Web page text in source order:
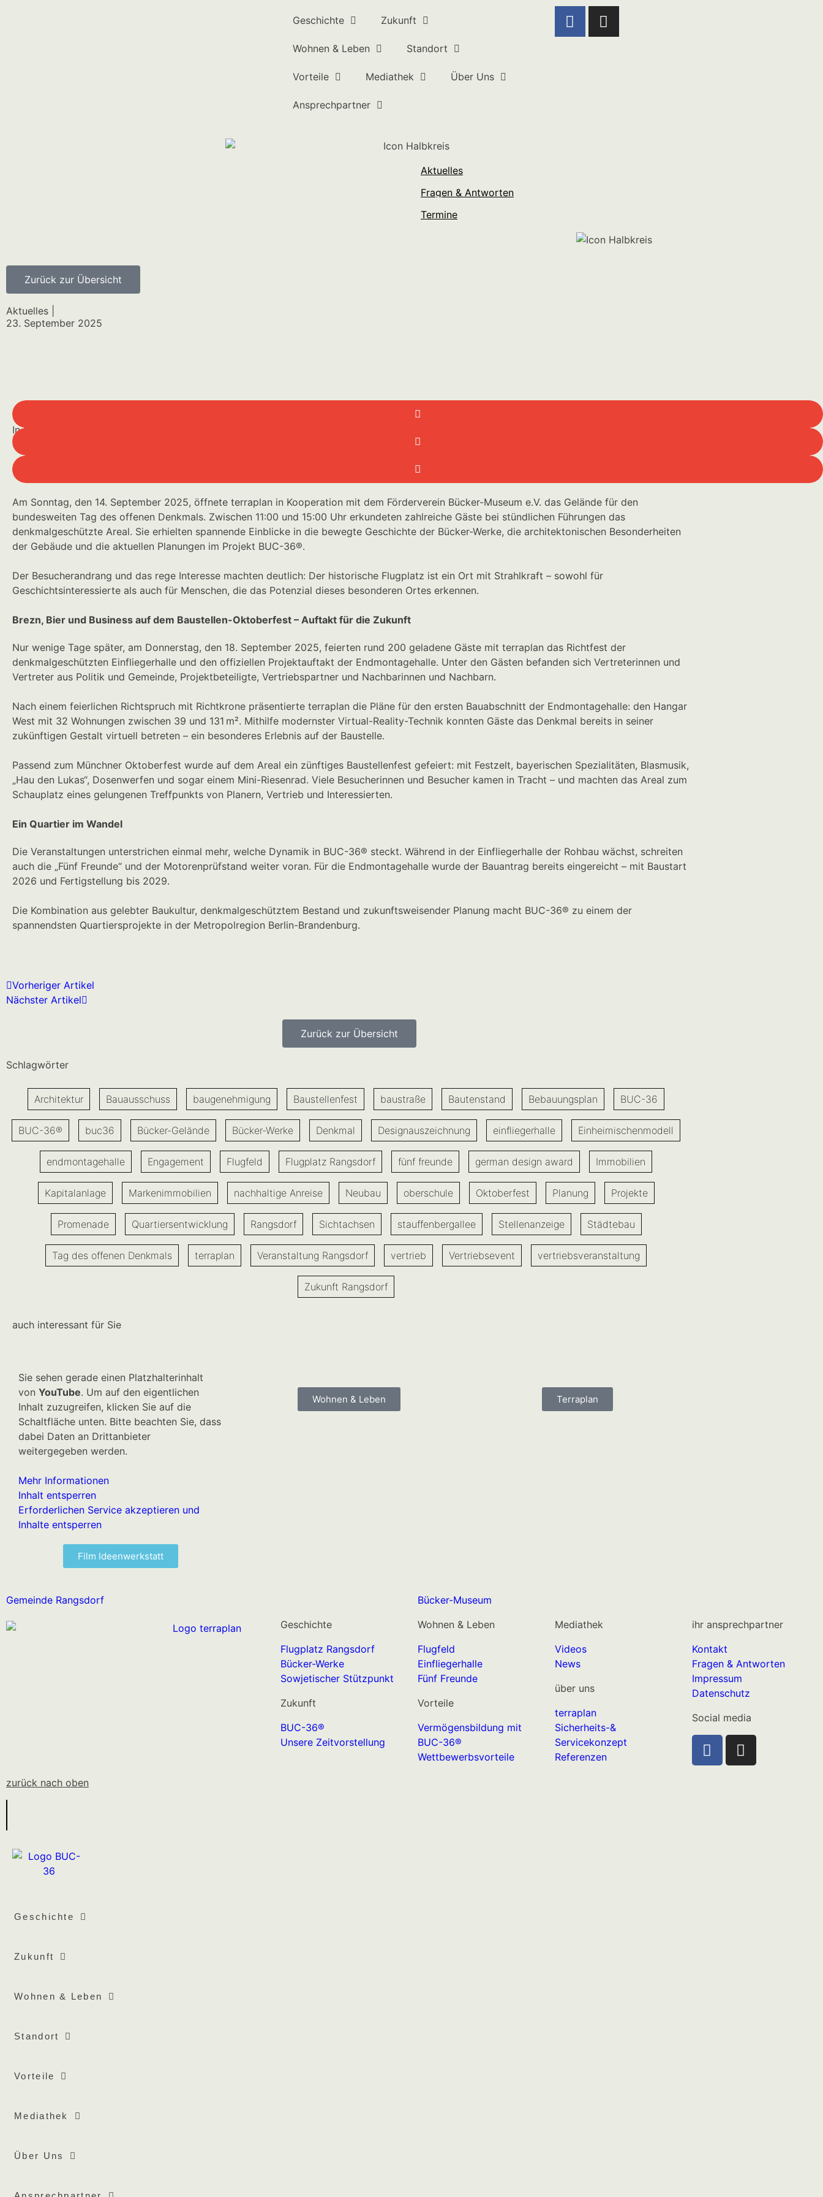
Geschichte Zukunft
Wohnen & Leben Standort
Vorteile Mediathek Über Uns
Ansprechpartner
Aktuelles
Fragen & Antworten
Termine
Zurück zur Übersicht
Aktuelles |
23. September 2025
In BUC-36®, dem entstehenden Quartier auf dem Gelände der ehemaligen Bücker-Werke in Rangsdorf, treffen Historie und Zukunft aufeinander.
Gleich zwei besondere Ereignisse in einer Woche machten das am 14. und 18. September 2025 für viele Besucher erlebbar.
Tag des offenen Denkmals – Geschichte zum Anfassen
Am Sonntag, den 14. September 2025, öffnete terraplan in Kooperation mit dem Förderverein Bücker-Museum e.V. das Gelände für den
bundesweiten Tag des offenen Denkmals. Zwischen 11:00 und 15:00 Uhr erkundeten zahlreiche Gäste bei stündlichen Führungen das
denkmalgeschützte Areal. Sie erhielten spannende Einblicke in die bewegte Geschichte der Bücker-Werke, die architektonischen Besonderheiten
der Gebäude und die aktuellen Planungen im Projekt BUC-36®.
Der Besucherandrang und das rege Interesse machten deutlich: Der historische Flugplatz ist ein Ort mit Strahlkraft – sowohl für
Geschichtsinteressierte als auch für Menschen, die das Potenzial dieses besonderen Ortes erkennen.
Brezn, Bier und Business auf dem Baustellen-Oktoberfest – Auftakt für die Zukunft
Nur wenige Tage später, am Donnerstag, den 18. September 2025, feierten rund 200 geladene Gäste mit terraplan das Richtfest der
denkmalgeschützten Einfliegerhalle und den offiziellen Projektauftakt der Endmontagehalle. Unter den Gästen befanden sich Vertreterinnen und
Vertreter aus Politik und Gemeinde, Projektbeteiligte, Vertriebspartner und Nachbarinnen und Nachbarn.
Nach einem feierlichen Richtspruch mit Richtkrone präsentierte terraplan die Pläne für den ersten Bauabschnitt der Endmontagehalle: den Hangar
West mit 32 Wohnungen zwischen 39 und 131 m². Mithilfe modernster Virtual-Reality-Technik konnten Gäste das Denkmal bereits in seiner
zukünftigen Gestalt virtuell betreten – ein besonderes Erlebnis auf der Baustelle.
Passend zum Münchner Oktoberfest wurde auf dem Areal ein zünftiges Baustellenfest gefeiert: mit Festzelt, bayerischen Spezialitäten, Blasmusik,
„Hau den Lukas“, Dosenwerfen und sogar einem Mini-Riesenrad. Viele Besucherinnen und Besucher kamen in Tracht – und machten das Areal zum
Schauplatz eines gelungenen Treffpunkts von Planern, Vertrieb und Interessierten.
Ein Quartier im Wandel
Die Veranstaltungen unterstrichen einmal mehr, welche Dynamik in BUC-36® steckt. Während in der Einfliegerhalle der Rohbau wächst, schreiten
auch die „Fünf Freunde“ und der Motorenprüfstand weiter voran. Für die Endmontagehalle wurde der Bauantrag bereits eingereicht – mit Baustart
2026 und Fertigstellung bis 2029.
Die Kombination aus gelebter Baukultur, denkmalgeschütztem Bestand und zukunftsweisender Planung macht BUC-36® zu einem der
spannendsten Quartiersprojekte in der Metropolregion Berlin-Brandenburg.
Vorheriger Artikel
Nächster Artikel
Zurück zur Übersicht
Schlagwörter
Architektur Bauausschuss baugenehmigung Baustellenfest baustraße Bautenstand Bebauungsplan BUC-36
BUC-36® buc36 Bücker-Gelände Bücker-Werke Denkmal Designauszeichnung einfliegerhalle Einheimischenmodell
endmontagehalle Engagement Flugfeld Flugplatz Rangsdorf fünf freunde german design award Immobilien
Kapitalanlage Markenimmobilien nachhaltige Anreise Neubau oberschule Oktoberfest Planung Projekte
Promenade Quartiersentwicklung Rangsdorf Sichtachsen stauffenbergallee Stellenanzeige Städtebau
Tag des offenen Denkmals terraplan Veranstaltung Rangsdorf vertrieb Vertriebsevent vertriebsveranstaltung
Zukunft Rangsdorf
auch interessant für Sie
Sie sehen gerade einen Platzhalterinhalt
von YouTube. Um auf den eigentlichen
Inhalt zuzugreifen, klicken Sie auf die
Schaltfläche unten. Bitte beachten Sie, dass
dabei Daten an Drittanbieter
weitergegeben werden.
Mehr Informationen
Inhalt entsperren
Erforderlichen Service akzeptieren und
Inhalte entsperren
Film Ideenwerkstatt
Wohnen & Leben Terraplan
Gemeinde Rangsdorf
Bücker-Museum
Geschichte
Flugplatz Rangsdorf
Bücker-Werke
Sowjetischer Stützpunkt
Zukunft
BUC-36®
Unsere Zeitvorstellung
Wohnen & Leben
Flugfeld
Einfliegerhalle
Fünf Freunde
Vorteile
Vermögensbildung mit
BUC-36®
Wettbewerbsvorteile
Mediathek
Videos
News
über uns
terraplan
Sicherheits-&
Servicekonzept
Referenzen
ihr ansprechpartner
Kontakt
Fragen & Antworten
Impressum
Datenschutz
Social media
zurück nach oben
Geschichte
Zukunft
Wohnen & Leben
Standort
Vorteile
Mediathek
Über Uns